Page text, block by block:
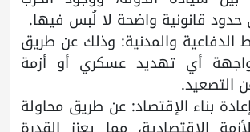
قانونية واضحة لا لُبس فيها.
الدفاعية والمدنية: وذلك عن طريق
أي تهديد عسكري أو أزمة
التصعيد.
إعادة بناء الإقتصاد: عن طريق محاولة